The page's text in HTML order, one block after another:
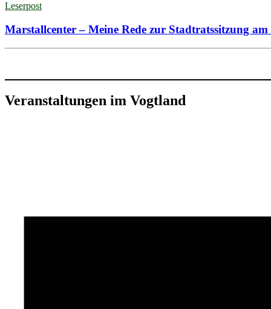
Leserpost
Marstallcenter – Meine Rede zur Stadtratssitzung
Veranstaltungen im Vogtland